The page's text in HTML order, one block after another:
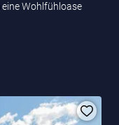
eine Wohlfühloase